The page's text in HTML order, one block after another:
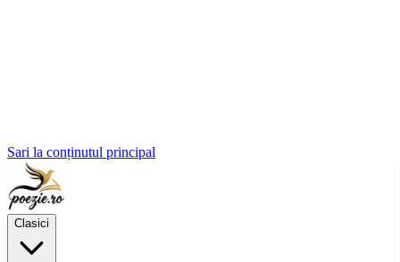
Sari la conținutul principal
Clasici